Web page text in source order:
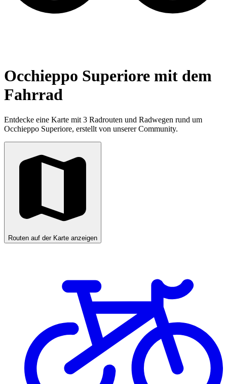
Occhieppo Superiore mit dem
Fahrrad
Entdecke eine Karte mit 3 Radrouten und Radwegen rund um
Occhieppo Superiore, erstellt von unserer Community.
Routen auf der Karte anzeigen